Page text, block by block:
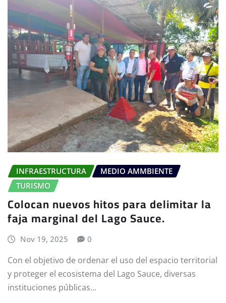
INFRAESTRUCTURA
MEDIO AMMBIENTE
TURISMO
Colocan nuevos hitos para delimitar la
faja marginal del Lago Sauce.
Nov 19, 2025 0
Con el objetivo de ordenar el uso del espacio territorial
y proteger el ecosistema del Lago Sauce, diversas
instituciones públicas…